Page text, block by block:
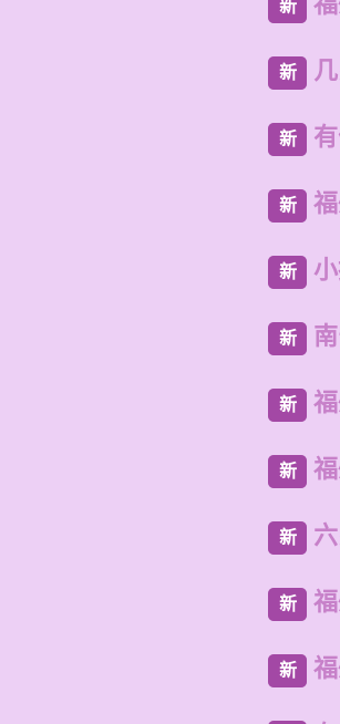
新
新
新
新
新
新
新
新
新
新
新